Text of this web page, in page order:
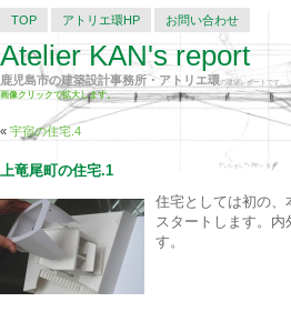
TOP アトリエ環HP お問い合わせ
Atelier KAN's report
鹿児島市の建築設計事務所・アトリエ環の建築レポートです。
画像クリックで拡大します。
« 宇宿の住宅.4
上竜尾町の住宅.1
住宅としては初の、
スタートします。内
す。